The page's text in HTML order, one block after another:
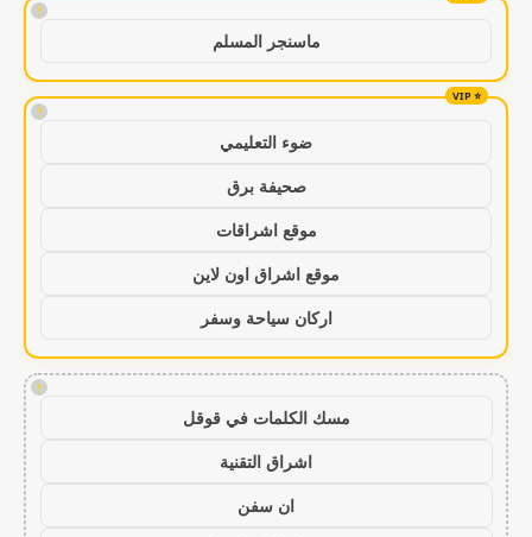
!
ماسنجر المسلم
!
ضوء التعليمي
صحيفة برق
موقع اشراقات
موقع اشراق اون لاين
اركان سياحة وسفر
!
مسك الكلمات في قوقل
اشراق التقنية
ان سفن